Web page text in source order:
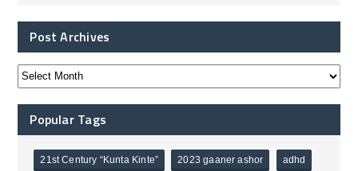
Post Archives
Popular Tags
21st Century “Kunta Kinte” 2023 gaaner ashor adhd